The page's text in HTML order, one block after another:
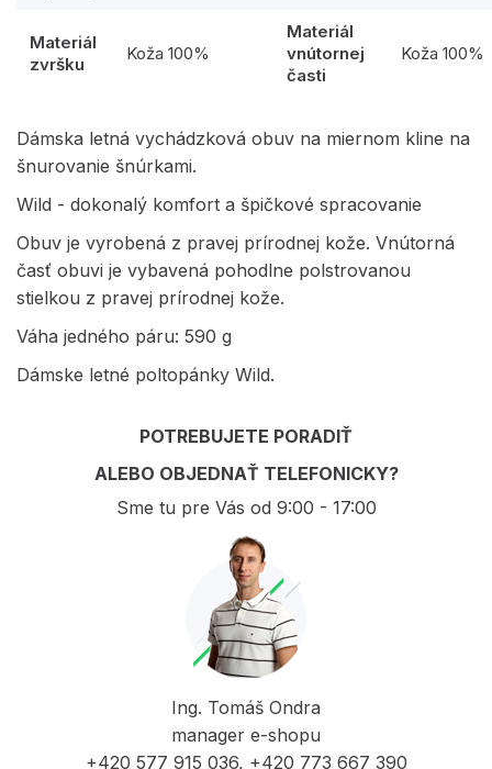
Materiál
zvršku
Koža 100%
Materiál
vnútornej
časti
Koža 100%
Dámska letná vychádzková obuv na miernom kline na
šnurovanie šnúrkami.
Wild - dokonalý komfort a špičkové spracovanie
Obuv je vyrobená z pravej prírodnej kože. Vnútorná
časť obuvi je vybavená pohodlne polstrovanou
stielkou z pravej prírodnej kože.
Váha jedného páru: 590 g
Dámske letné poltopánky Wild.
POTREBUJETE PORADIŤ
ALEBO OBJEDNAŤ TELEFONICKY?
Sme tu pre Vás od 9:00 - 17:00
Ing. Tomáš Ondra
manager e-shopu
+420 577 915 036, +420 773 667 390